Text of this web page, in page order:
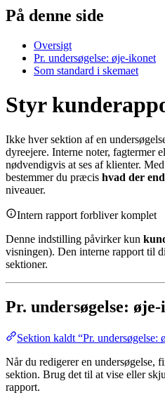
På denne side
Oversigt
Pr. undersøgelse: øje-ikonet
Som standard i skemaet
Styr
Ikke hver sektion af en
dyreejere. Interne noter, fagtermer
nødvendigvis at ses af klienter.
bestemmer du præcis hvad der
niveauer.
Intern rapport forbliver komplet
Denne indstilling påvirker kun
visningen). Den interne rapport til
sektioner.
Pr. undersøgelse:
Sektion kaldt “Pr. undersøgelse:
Når du redigerer en undersøgelse,
sektion. Brug det til at vise eller
rapport.